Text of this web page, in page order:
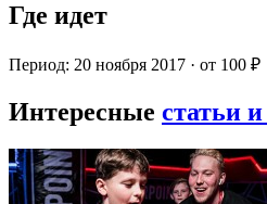
Где идет
Период: 20 ноября 2017 · от 100 ₽
Интересные статьи